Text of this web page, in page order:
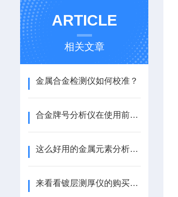
ARTICLE
相关文章
金属合金检测仪如何校准？
合金牌号分析仪在使用前一定要先来看下这些
这么好用的金属元素分析仪，您值得拥有
来看看镀层测厚仪的购买注意事项